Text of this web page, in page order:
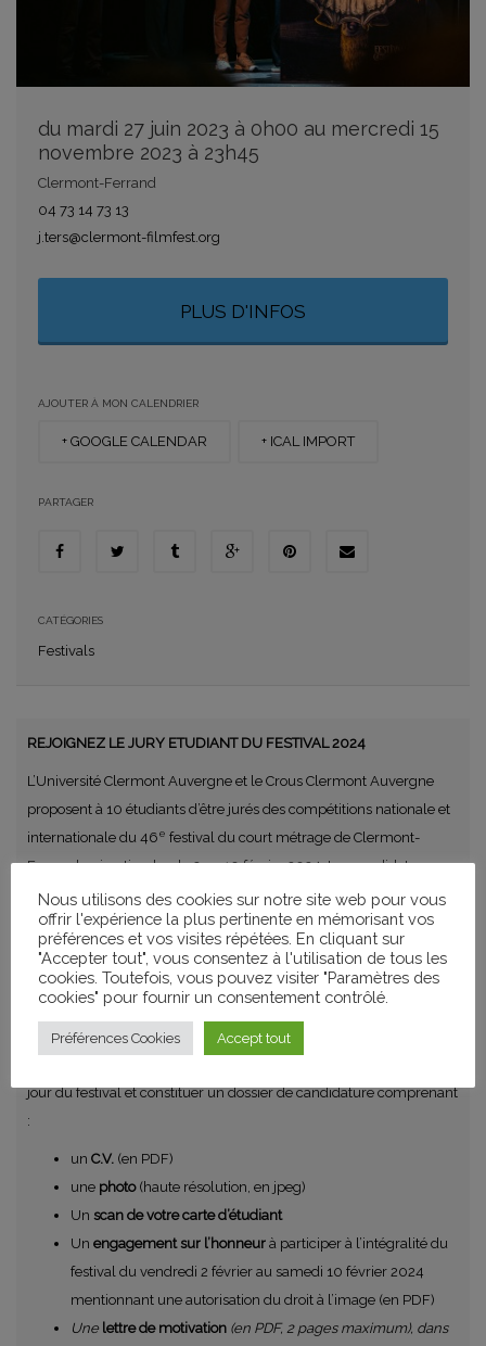
du mardi 27 juin 2023 à 0h00 au mercredi 15
novembre 2023 à 23h45
Clermont-Ferrand
04 73 14 73 13
j.ters@clermont-filmfest.org
PLUS D'INFOS
AJOUTER À MON CALENDRIER
+ GOOGLE CALENDAR + ICAL IMPORT
PARTAGER
CATÉGORIES
Festivals
REJOIGNEZ LE JURY ETUDIANT DU FESTIVAL 2024
L’Université Clermont Auvergne et le Crous Clermont Auvergne
proposent à 10 étudiants d’être jurés des compétitions nationale et
internationale du 46e festival du court métrage de Clermont-
Ferrand qui se tiendra du 2 au 10 février 2024. Les candidats
retenus assisteront aux projections et décerneront les prix étudiants
National et International.
Appel à candidatures ouvert à tous les étudiants
Vous êtes étudiant, vous aimez le cinéma, ce jury est fait pour
vous !
jour du festival et constituer un dossier de candidature comprenant
:
un C.V. (en PDF)
une photo(haute résolution, en jpeg)
Un scan de votre carte d’étudiant
Un engagement sur l’honneur à participer à l’intégralité du
festival du vendredi 2 février au samedi 10 février 2024
mentionnant une autorisation du droit à l’image (en PDF)
Une lettre de motivation (en PDF, 2 pages maximum), dans
Nous utilisons des cookies sur notre site web pour vous
offrir l'expérience la plus pertinente en mémorisant vos
préférences et vos visites répétées. En cliquant sur
"Accepter tout", vous consentez à l'utilisation de tous les
cookies. Toutefois, vous pouvez visiter "Paramètres des
cookies" pour fournir un consentement contrôlé.
Préférences Cookies Accept tout